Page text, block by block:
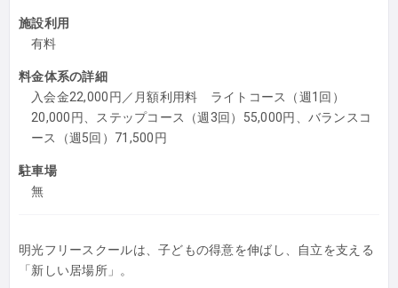
施設利用
有料
料金体系の詳細
入会金22,000円／月額利用料 ライトコース（週1回）
20,000円、ステップコース（週3回）55,000円、バランスコ
ース（週5回）71,500円
駐車場
無
明光フリースクールは、子どもの得意を伸ばし、自立を支える
「新しい居場所」。